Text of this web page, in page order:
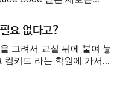
취미 프로젝트에 동시에 사
관념이 부서지는 경험을
수증 기록 툴을 만들어보기
요 없다고?
그려서 교실 뒤에 붙여 놓
컴키드 라는 학원에 가서
던(?) 저는 "프로그래머"라
고 그 아이는 지금은 그렇